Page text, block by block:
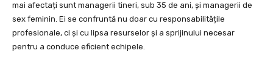
mai afectați sunt managerii tineri, sub 35 de ani, și managerii de
sex feminin. Ei se confruntă nu doar cu responsabilitățile
profesionale, ci și cu lipsa resurselor și a sprijinului necesar
pentru a conduce eficient echipele.